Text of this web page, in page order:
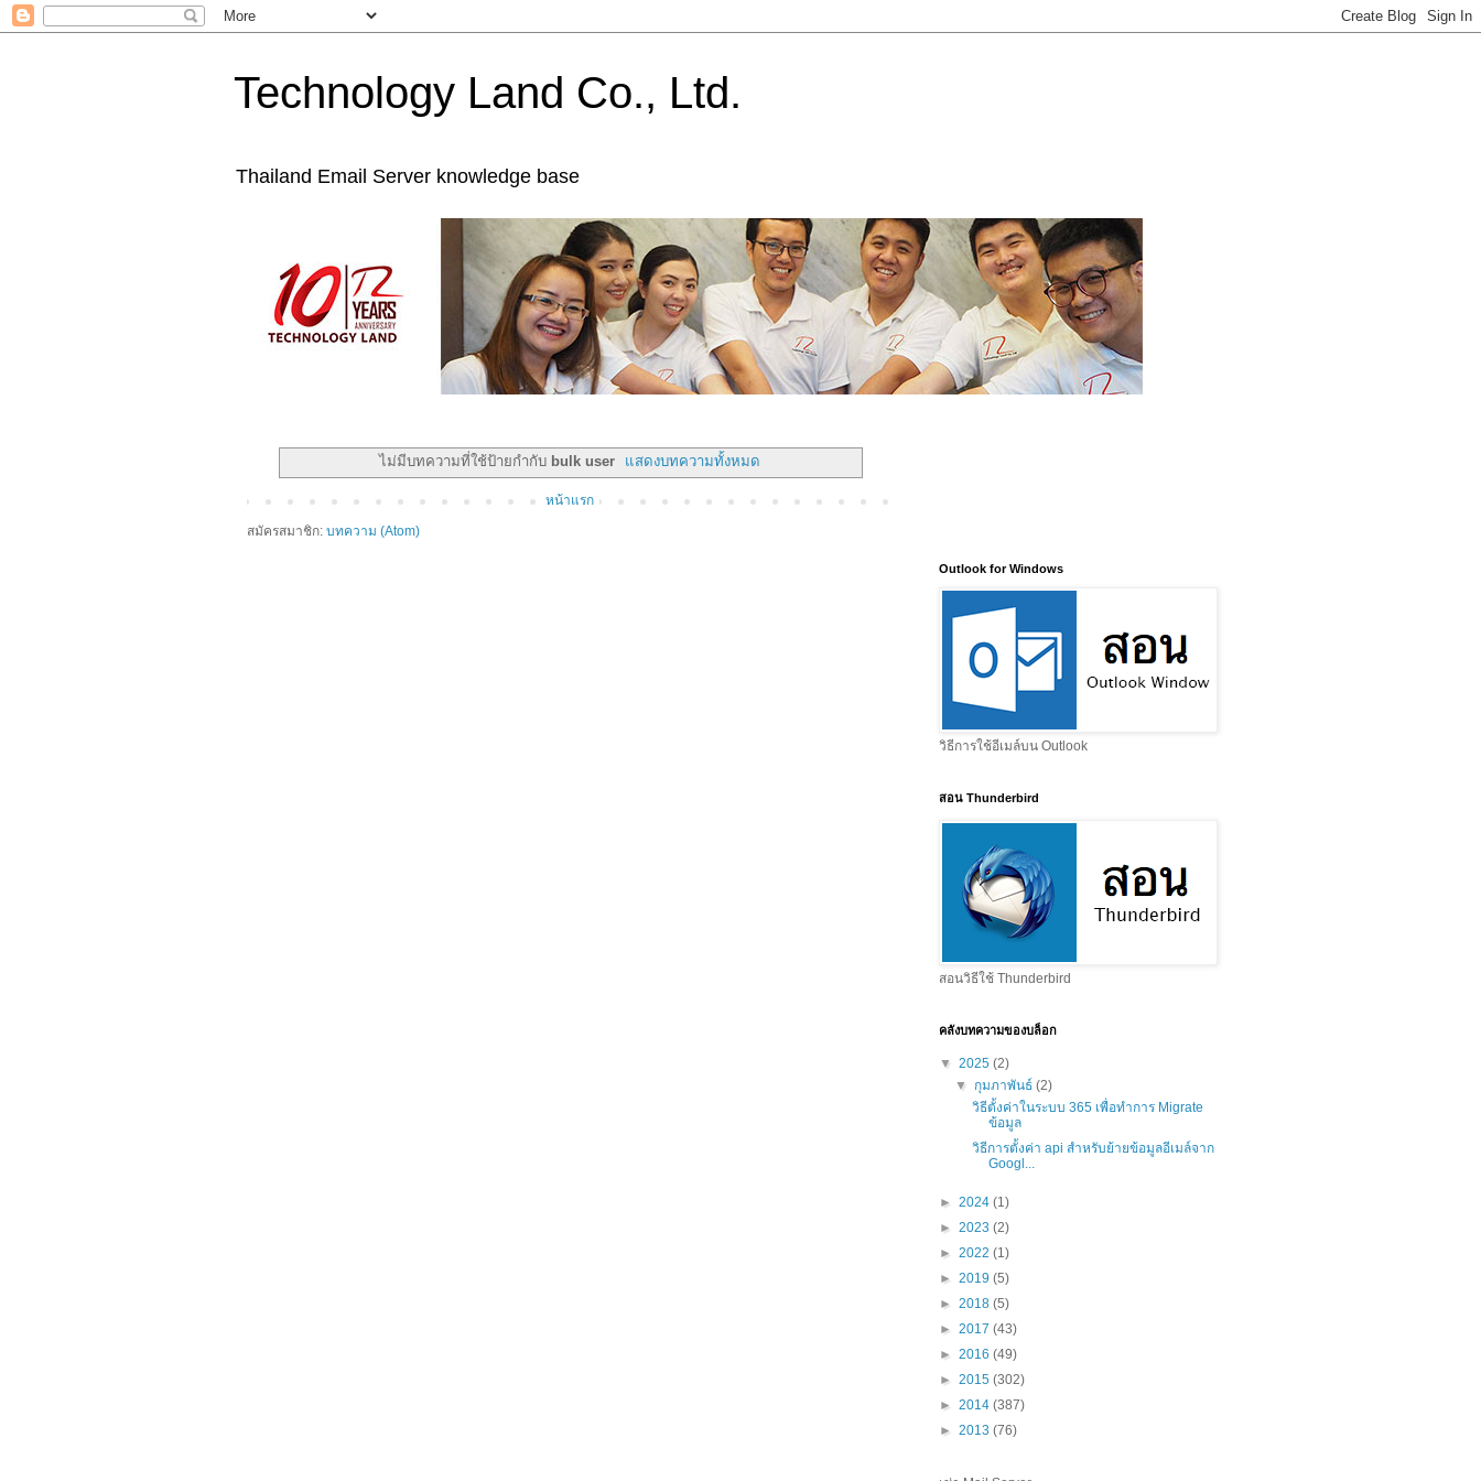
Technology Land Co., Ltd.
Thailand Email Server knowledge base
ไม่มีบทความที่ใช้ป้ายกำกับ bulk user แสดงบทความทั้งหมด
หน้าแรก
สมัครสมาชิก: บทความ (Atom)
Outlook for Windows
วิธีการใช้อีเมล์บน Outlook
สอน Thunderbird
สอนวิธีใช้ Thunderbird
คลังบทความของบล็อก
▼ 2025 (2)
▼ กุมภาพันธ์(2)
วิธีตั้งค่าในระบบ 365 เพื่อทำการ Migrate
ข้อมูล
วิธีการตั้งค่า api สำหรับย้ายข้อมูลอีเมล์จาก
Googl...
► 2024 (1)
► 2023 (2)
► 2022 (1)
► 2019 (5)
► 2018 (5)
► 2017 (43)
► 2016 (49)
► 2015 (302)
► 2014 (387)
► 2013 (76)